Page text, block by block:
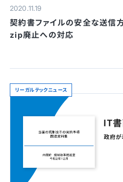
2020.11.19
契約書ファイルの安全な送信
zip廃止への対応
リーガルテックニュース